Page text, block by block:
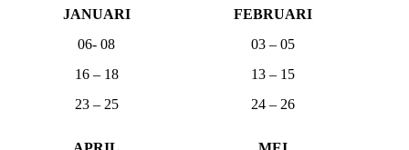
JANUARI
FEBRUARI
06- 08
03 – 05
16 – 18
13 – 15
23 – 25
24 – 26